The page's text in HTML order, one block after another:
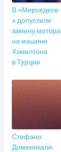
В «Мерседесе
» допустили
замену мотора
на машине
Хэмилтона
в Турции
Стефано
Доменикали: